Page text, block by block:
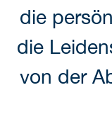
die
die
von der